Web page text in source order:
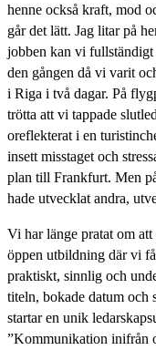
henne också kraft, mod
går det lätt. Jag litar på
jobben kan vi fullständigt
den gången då vi varit
i Riga i två dagar. På
trötta att vi tappade
oreflekterat i en
insett misstaget och
plan till Frankfurt. Men
hade utvecklat andra,
Vi har länge pratat om
öppen utbildning där vi
praktiskt, sinnlig och
titeln, bokade datum och
startar en unik
”Kommunikation inifrån